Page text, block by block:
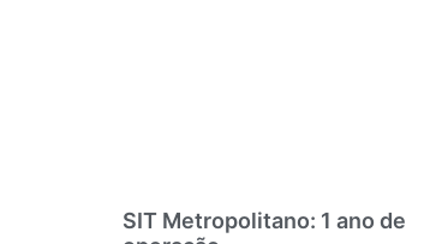
SIT Metropolitano: 1 ano de